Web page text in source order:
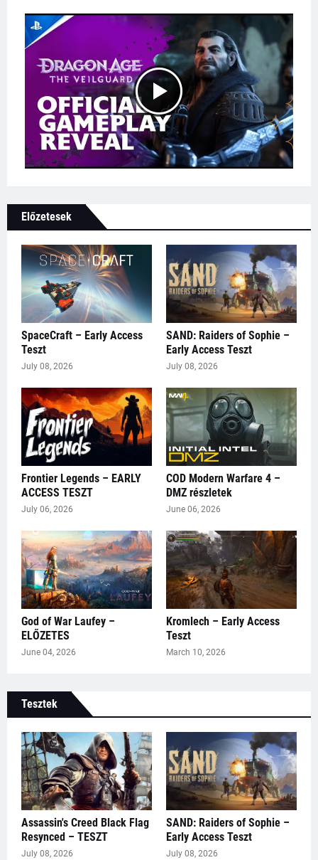
Előzetesek
SpaceCraft – Early Access
Teszt
July 08, 2026
SAND: Raiders of Sophie –
Early Access Teszt
July 08, 2026
Frontier Legends – EARLY
ACCESS TESZT
July 06, 2026
COD Modern Warfare 4 –
DMZ részletek
June 06, 2026
God of War Laufey –
ELŐZETES
June 04, 2026
Kromlech – Early Access
Teszt
March 10, 2026
Tesztek
Assassin's Creed Black Flag
Resynced – TESZT
July 08, 2026
SAND: Raiders of Sophie –
Early Access Teszt
July 08, 2026